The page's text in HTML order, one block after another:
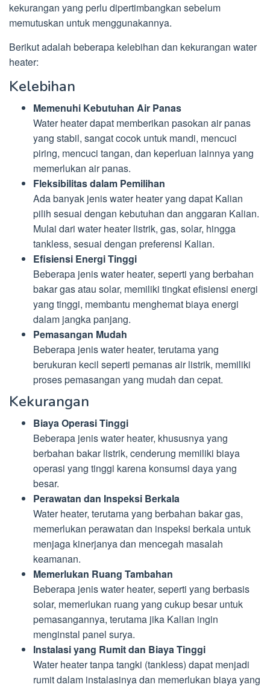
kekurangan yang perlu dipertimbangkan sebelum
memutuskan untuk menggunakannya.
Berikut adalah beberapa kelebihan dan kekurangan water
heater:
Kelebihan
Memenuhi Kebutuhan Air Panas
Water heater dapat memberikan pasokan air panas
yang stabil, sangat cocok untuk mandi, mencuci
piring, mencuci tangan, dan keperluan lainnya yang
memerlukan air panas.
Fleksibilitas dalam Pemilihan
Ada banyak jenis water heater yang dapat Kalian
pilih sesuai dengan kebutuhan dan anggaran Kalian.
Mulai dari water heater listrik, gas, solar, hingga
tankless, sesuai dengan preferensi Kalian.
Efisiensi Energi Tinggi
Beberapa jenis water heater, seperti yang berbahan
bakar gas atau solar, memiliki tingkat efisiensi energi
yang tinggi, membantu menghemat biaya energi
dalam jangka panjang.
Pemasangan Mudah
Beberapa jenis water heater, terutama yang
berukuran kecil seperti pemanas air listrik, memiliki
proses pemasangan yang mudah dan cepat.
Kekurangan
Biaya Operasi Tinggi
Beberapa jenis water heater, khususnya yang
berbahan bakar listrik, cenderung memiliki biaya
operasi yang tinggi karena konsumsi daya yang
besar.
Perawatan dan Inspeksi Berkala
Water heater, terutama yang berbahan bakar gas,
memerlukan perawatan dan inspeksi berkala untuk
menjaga kinerjanya dan mencegah masalah
keamanan.
Memerlukan Ruang Tambahan
Beberapa jenis water heater, seperti yang berbasis
solar, memerlukan ruang yang cukup besar untuk
pemasangannya, terutama jika Kalian ingin
menginstal panel surya.
Instalasi yang Rumit dan Biaya Tinggi
Water heater tanpa tangki (tankless) dapat menjadi
rumit dalam instalasinya dan memerlukan biaya yang